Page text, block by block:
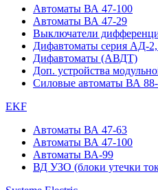
Автоматы ВА 47-100
Автоматы ВА 47-29
Выключатели
Дифавтоматы серия АД-
Дифавтоматы (АВДТ)
Доп. устройства
Силовые автоматы ВА
EKF
Автоматы ВА 47-63
Автоматы ВА 47-100
Автоматы ВА-99
ВД УЗО (блоки утечки